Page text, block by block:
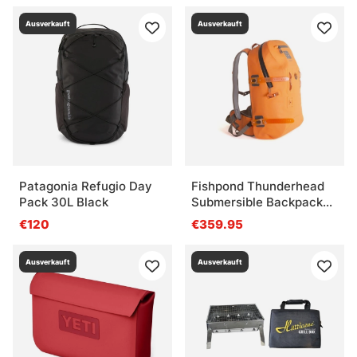
Was ist ein Eisangel-Zelt?
Wofür eignen sich robuste Outdoor-
Kochsachen?
Ausverkauft
Patagonia Refugio Day
Pack 30L Black
€120
Ausverkauft
Fishpond Thunderhead
Submersible Backpack
Cutthroat Orange
€359.95
Ausverkauft Ausverkauft